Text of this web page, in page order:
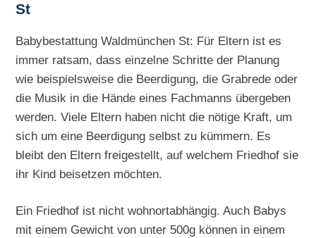
St
Babybestattung Waldmünchen St: Für Eltern ist es
immer ratsam, dass einzelne Schritte der Planung
wie beispielsweise die Beerdigung, die Grabrede oder
die Musik in die Hände eines Fachmanns übergeben
werden. Viele Eltern haben nicht die nötige Kraft, um
sich um eine Beerdigung selbst zu kümmern. Es
bleibt den Eltern freigestellt, auf welchem Friedhof sie
ihr Kind beisetzen möchten.
Ein Friedhof ist nicht wohnortabhängig. Auch Babys
mit einem Gewicht von unter 500g können in einem